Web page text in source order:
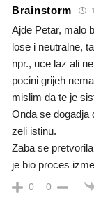
Brainstorm
Ajde Petar, malo
lose i neutralne,
npr., uce laz ali
pocini grijeh
mislim da te je
Onda se dogadja
zeli istinu.
Zaba se
je bio proces
0 0